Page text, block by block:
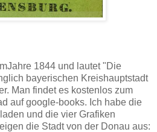
1844 und lautet "Die
bayerischen Kreishauptstadt
Man findet es kostenlos zum
auf google-books. Ich habe die
und die vier Grafiken
die Stadt von der Donau aus: